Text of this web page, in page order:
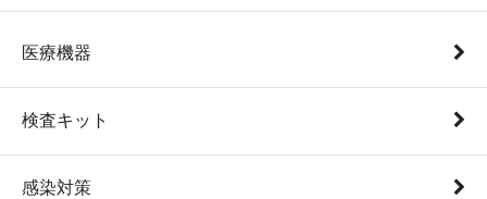
医療機器
検査キット
感染対策